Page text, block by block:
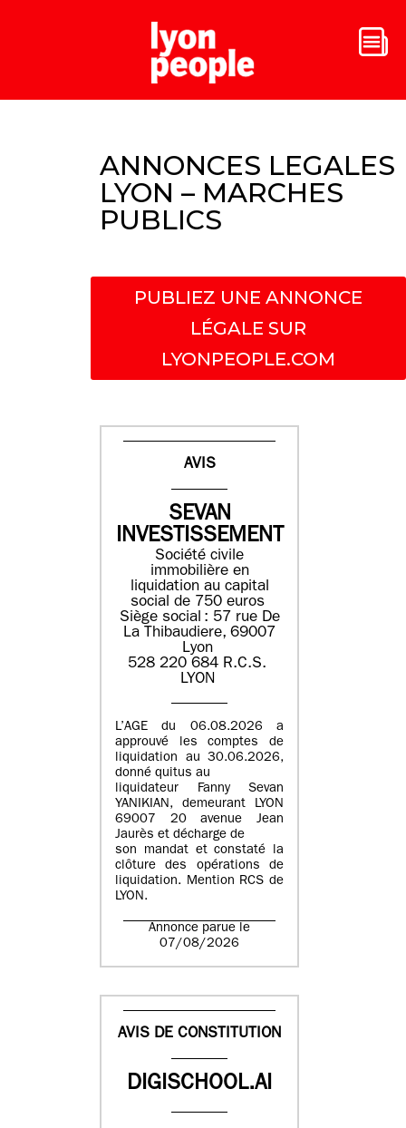
ANNONCES LEGALES
LYON – MARCHES
PUBLICS
PUBLIEZ UNE ANNONCE
LÉGALE SUR
LYONPEOPLE.COM
AVIS
SEVAN
INVESTISSEMENT
Société civile
immobilière en
liquidation ​au capital
social de 750 euros​
Siège social : ​57 rue De
La Thibaudiere, 69007
Lyon​
​​528 220 684​ R.C.S. ​
LYON​
L’AGE du 06.08.2026 a
approuvé les comptes de
liquidation au 30.06.2026,
donné quitus au
liquidateur Fanny Sevan
YANIKIAN, demeurant LYON
69007 20 avenue Jean
Jaurès et décharge de
son mandat et constaté la
clôture des opérations de
liquidation. Mention RCS de
LYON.
Annonce parue le
07/08/2026
AVIS DE CONSTITUTION
DIGISCHOOL.AI